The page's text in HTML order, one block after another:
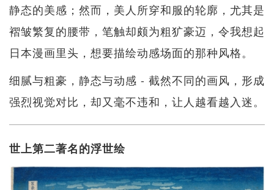
静态的美感；然而，美人所穿和服的轮廓，尤其是
褶皱繁复的腰带，笔触却颇为粗犷豪迈，令我想起
日本漫画里头，想要描绘动感场面的那种风格。
细腻与粗豪，静态与动感 - 截然不同的画风，形成
强烈视觉对比，却又毫不违和，让人越看越入迷。
世上第二著名的浮世绘